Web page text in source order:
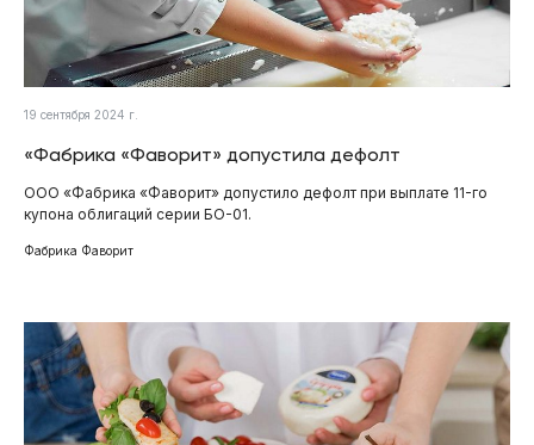
19 сентября 2024 г.
«Фабрика «Фаворит» допустила дефолт
ООО «Фабрика «Фаворит» допустило дефолт при выплате 11-го
купона облигаций серии БО-01.
Фабрика Фаворит